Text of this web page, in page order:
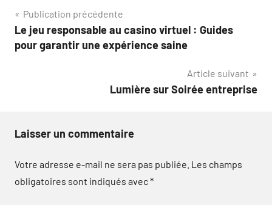
Navigation
de
Publication précédente
Le jeu responsable au casino virtuel : Guides
pour garantir une expérience saine
Article suivant
Lumière sur Soirée entreprise
Laisser un commentaire
Votre adresse e-mail ne sera pas publiée. Les champs
obligatoires sont indiqués avec*